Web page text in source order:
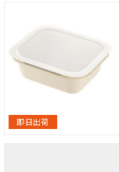
即日出荷